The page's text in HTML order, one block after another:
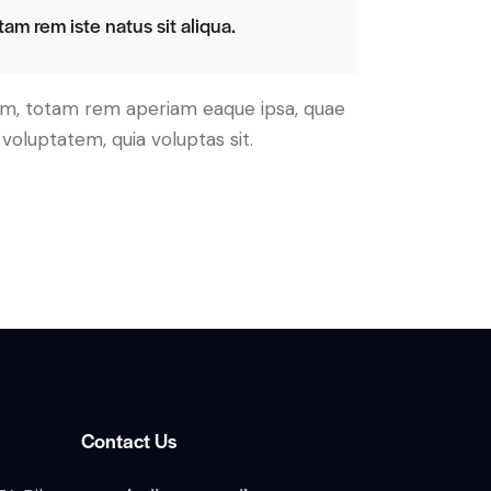
rem iste natus sit aliqua.
totam rem aperiam eaque ipsa, quae
quia voluptas sit.
Contact Us